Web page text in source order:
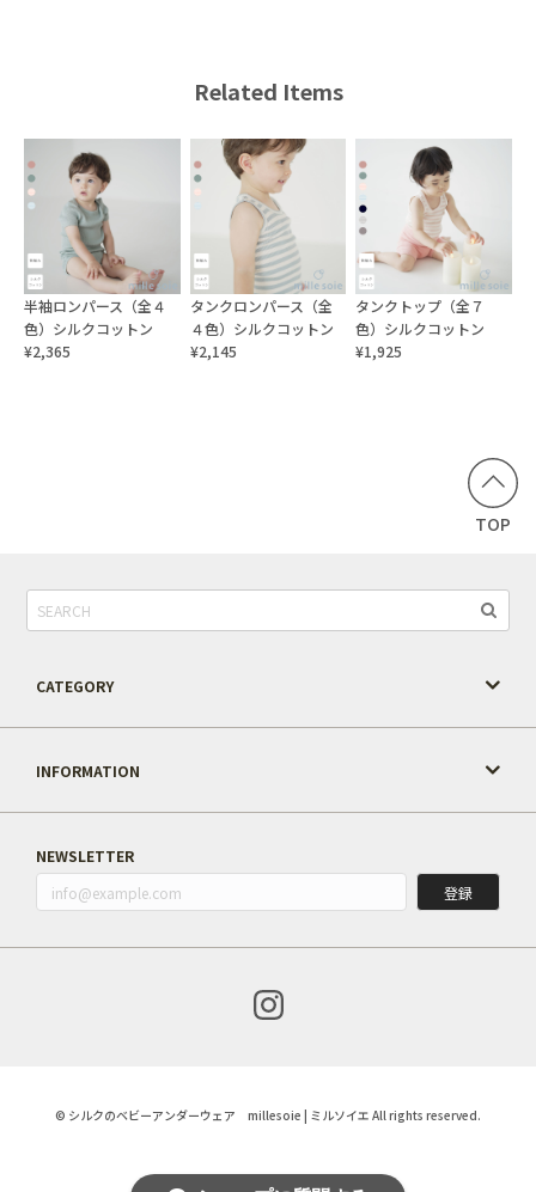
Related Items
半袖ロンパース（全４
色）シルクコットン
¥2,365
タンクロンパース（全
４色）シルクコットン
¥2,145
タンクトップ（全７
色）シルクコットン
¥1,925
TOP
CATEGORY
INFORMATION
NEWSLETTER
登録
© シルクのベビーアンダーウェア millesoie | ミルソイエ All rights reserved.